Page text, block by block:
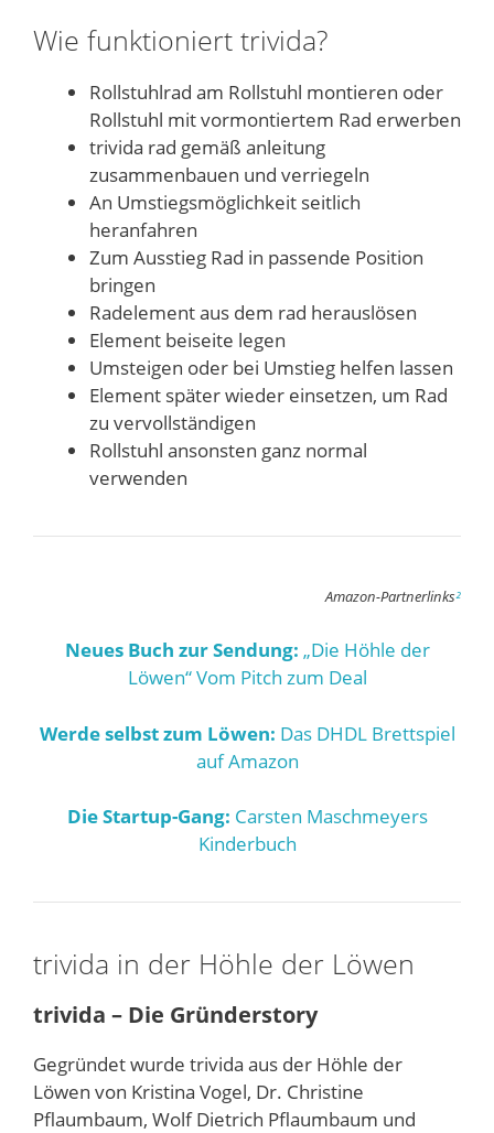
Wie funktioniert trivida?
Rollstuhlrad am Rollstuhl montieren oder
Rollstuhl mit vormontiertem Rad erwerben
trivida rad gemäß anleitung
zusammenbauen und verriegeln
An Umstiegsmöglichkeit seitlich
heranfahren
Zum Ausstieg Rad in passende Position
bringen
Radelement aus dem rad herauslösen
Element beiseite legen
Umsteigen oder bei Umstieg helfen lassen
Element später wieder einsetzen, um Rad
zu vervollständigen
Rollstuhl ansonsten ganz normal
verwenden
Amazon-Partnerlinks²
Neues Buch zur Sendung: „Die Höhle der
Löwen“ Vom Pitch zum Deal
Werde selbst zum Löwen: Das DHDL Brettspiel
auf Amazon
Die Startup-Gang: Carsten Maschmeyers
Kinderbuch
trivida in der Höhle der Löwen
trivida – Die Gründerstory
Gegründet wurde trivida aus der Höhle der
Löwen von Kristina Vogel, Dr. Christine
Pflaumbaum, Wolf Dietrich Pflaumbaum und